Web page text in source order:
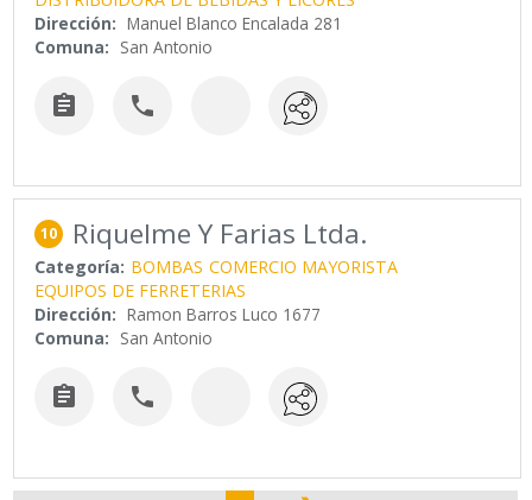
Dirección: Manuel Blanco Encalada 281
Comuna: San Antonio
 
10 Riquelme Y Farias Ltda.
Categoría: BOMBAS COMERCIO MAYORISTA
EQUIPOS DE FERRETERIAS
Dirección: Ramon Barros Luco 1677
Comuna: San Antonio
 